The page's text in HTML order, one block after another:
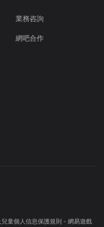
業務咨詢
網吧合作
童個人信息保護規則 - 網易遊戲